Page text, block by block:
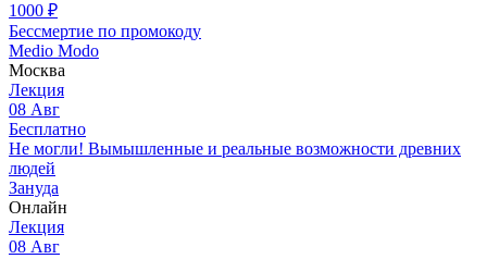
1000 ₽
Бессмертие по промокоду
Medio Modo
Москва
Лекция
08 Авг
Бесплатно
Не могли! Вымышленные и реальные возможности древних
людей
Зануда
Онлайн
Лекция
08 Авг